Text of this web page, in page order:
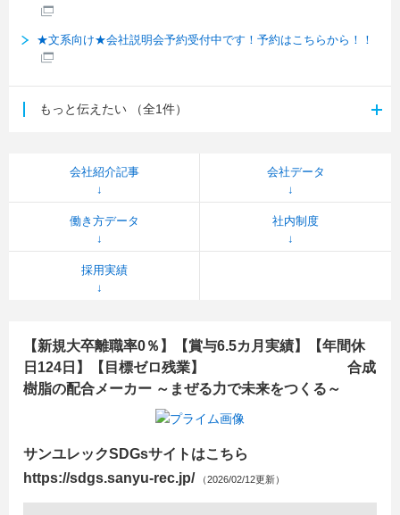
★文系向け★会社説明会予約受付中です！予約はこちらから！！
もっと伝えたい （全1件）
会社紹介記事 会社データ
働き方データ 社内制度
採用実績
【新規大卒離職率0％】【賞与6.5カ月実績】【年間休
日124日】【目標ゼロ残業】 合成
樹脂の配合メーカー ～まぜる力で未来をつくる～
サンユレックSDGsサイトはこちら
https://sdgs.sanyu-rec.jp/ （2026/02/12更新）